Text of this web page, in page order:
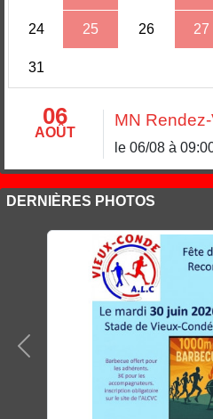
24 25 26 27
31
06
AOÛT
MN
le 06/08 à
DERNIÈRES PHOTOS
Précedent